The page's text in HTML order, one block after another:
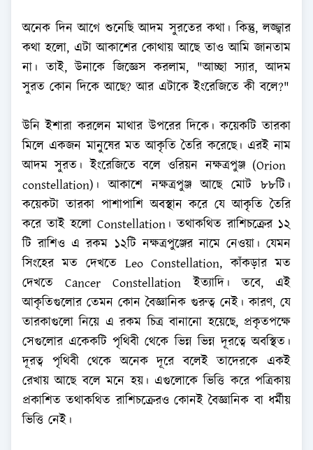
অনেক দিন আগে শুনেছি আদম সুরতের কথা। কিন্তু, লজ্জ্বার
কথা হলো, এটা আকাশের কোথায় আছে তাও আমি জানতাম
না। তাই, উনাকে জিজ্ঞেস করলাম, "আচ্ছা স্যার, আদম
সুরত কোন দিকে আছে? আর এটাকে ইংরেজিতে কী বলে?"
উনি ইশারা করলেন মাথার উপরের দিকে। কয়েকটি তারকা
মিলে একজন মানুষের মত আকৃতি তৈরি করেছে। এরই নাম
আদম সুরত। ইংরেজিতে বলে ওরিয়ন নক্ষত্রপুঞ্জ (Orion
constellation)। আকাশে নক্ষত্রপুঞ্জ আছে মোট ৮৮টি।
কয়েকটা তারকা পাশাপাশি অবস্থান করে যে আকৃতি তৈরি
করে তাই হলো Constellation। তথাকথিত রাশিচক্রের ১২
টি রাশিও এ রকম ১২টি নক্ষত্রপুঞ্জের নামে নেওয়া। যেমন
সিংহের মত দেখতে Leo Constellation, কাঁকড়ার মত
দেখতে Cancer Constellation ইত্যাদি। তবে, এই
আকৃতিগুলোর তেমন কোন বৈজ্ঞানিক গুরুত্ব নেই। কারণ, যে
তারকাগুলো নিয়ে এ রকম চিত্র বানানো হয়েছে, প্রকৃতপক্ষে
সেগুলোর একেকটি পৃথিবী থেকে ভিন্ন ভিন্ন দূরত্বে অবস্থিত।
দূরত্ব পৃথিবী থেকে অনেক দূরে বলেই তাদেরকে একই
রেখায় আছে বলে মনে হয়। এগুলোকে ভিত্তি করে পত্রিকায়
প্রকাশিত তথাকথিত রাশিচক্রেরও কোনই বৈজ্ঞানিক বা ধর্মীয়
ভিত্তি নেই।